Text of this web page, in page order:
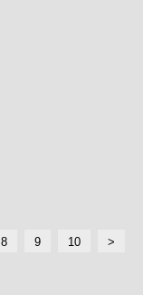
8 9 10
2
>